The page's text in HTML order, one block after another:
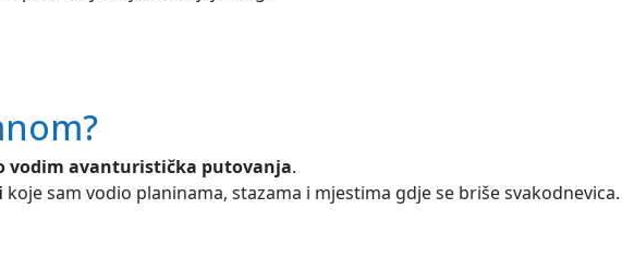
vodim avanturistička putovanja.
koje sam vodio planinama, stazama i mjestima gdje se briše svakodnevica.